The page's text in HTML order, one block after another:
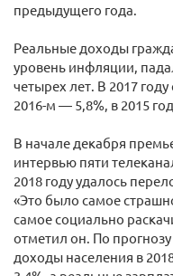
предыдущего года.
Реальные доходы
уровень инфляции,
четырех лет. В 2017
2016-м — 5,8%, в 2015
В начале декабря
интервью пяти
2018 году удалось
«Это было самое
самое социально
отметил он. По
доходы населения в